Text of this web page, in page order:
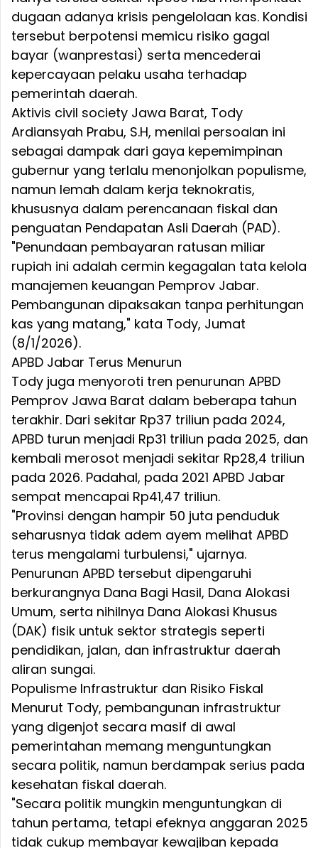
dugaan adanya krisis pengelolaan kas. Kondisi
tersebut berpotensi memicu risiko gagal
bayar (wanprestasi) serta mencederai
kepercayaan pelaku usaha terhadap
pemerintah daerah.
Aktivis civil society Jawa Barat, Tody
Ardiansyah Prabu, S.H, menilai persoalan ini
sebagai dampak dari gaya kepemimpinan
gubernur yang terlalu menonjolkan populisme,
namun lemah dalam kerja teknokratis,
khususnya dalam perencanaan fiskal dan
penguatan Pendapatan Asli Daerah (PAD).
"Penundaan pembayaran ratusan miliar
rupiah ini adalah cermin kegagalan tata kelola
manajemen keuangan Pemprov Jabar.
Pembangunan dipaksakan tanpa perhitungan
kas yang matang," kata Tody, Jumat
(8/1/2026).
APBD Jabar Terus Menurun
Tody juga menyoroti tren penurunan APBD
Pemprov Jawa Barat dalam beberapa tahun
terakhir. Dari sekitar Rp37 triliun pada 2024,
APBD turun menjadi Rp31 triliun pada 2025, dan
kembali merosot menjadi sekitar Rp28,4 triliun
pada 2026. Padahal, pada 2021 APBD Jabar
sempat mencapai Rp41,47 triliun.
"Provinsi dengan hampir 50 juta penduduk
seharusnya tidak adem ayem melihat APBD
terus mengalami turbulensi," ujarnya.
Penurunan APBD tersebut dipengaruhi
berkurangnya Dana Bagi Hasil, Dana Alokasi
Umum, serta nihilnya Dana Alokasi Khusus
(DAK) fisik untuk sektor strategis seperti
pendidikan, jalan, dan infrastruktur daerah
aliran sungai.
Populisme Infrastruktur dan Risiko Fiskal
Menurut Tody, pembangunan infrastruktur
yang digenjot secara masif di awal
pemerintahan memang menguntungkan
secara politik, namun berdampak serius pada
kesehatan fiskal daerah.
"Secara politik mungkin menguntungkan di
tahun pertama, tetapi efeknya anggaran 2025
tidak cukup membayar kewajiban kepada